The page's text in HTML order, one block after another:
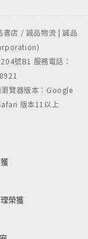
店 / 誠品物流 | 誠品
號B1 服務電話：
覽器版本：Google
版本11以上
榮獲